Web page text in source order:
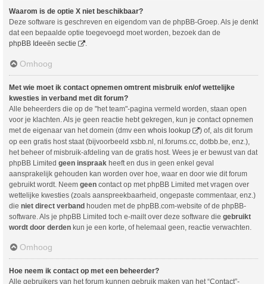
Waarom is de optie X niet beschikbaar?
Deze software is geschreven en eigendom van de phpBB-Groep. Als je denkt
dat een bepaalde optie toegevoegd moet worden, bezoek dan de
phpBB Ideeën sectie
.
Omhoog
Met wie moet ik contact opnemen omtrent misbruik en/of wettelijke
kwesties in verband met dit forum?
Alle beheerders die op de "het team"-pagina vermeld worden, staan open
voor je klachten. Als je geen reactie hebt gekregen, kun je contact opnemen
met de eigenaar van het domein (dmv een whois lookup
) of, als dit forum
op een gratis host staat (bijvoorbeeld xsbb.nl, nl.forums.cc, dotbb.be, enz.),
het beheer of misbruik-afdeling van de gratis host. Wees je er bewust van dat
phpBB Limited geen inspraak heeft en dus in geen enkel geval
aansprakelijk gehouden kan worden over hoe, waar en door wie dit forum
gebruikt wordt. Neem geen contact op met phpBB Limited met vragen over
wettelijke kwesties (zoals aanspreekbaarheid, ongepaste commentaar, enz.)
die niet direct verband houden met de phpBB.com-website of de phpBB-
software. Als je phpBB Limited toch e-mailt over deze software die gebruikt
wordt door derden kun je een korte, of helemaal geen, reactie verwachten.
Omhoog
Hoe neem ik contact op met een beheerder?
Alle gebruikers van het forum kunnen gebruik maken van het “Contact”-